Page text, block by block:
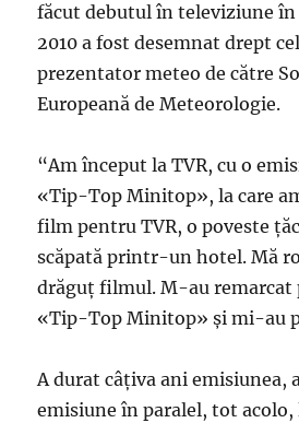
făcut debutul în televiziune
2010 a fost desemnat drept
prezentator meteo de către
Europeană de Meteorologie.
“Am început la TVR, cu o
«Tip-Top Minitop», la care
film pentru TVR, o poveste
scăpată printr-un hotel. Mă
drăguţ filmul. M-au remarcat
«Tip-Top Minitop» şi mi-au
A durat câţiva ani emisiunea,
emisiune în paralel, tot acolo,